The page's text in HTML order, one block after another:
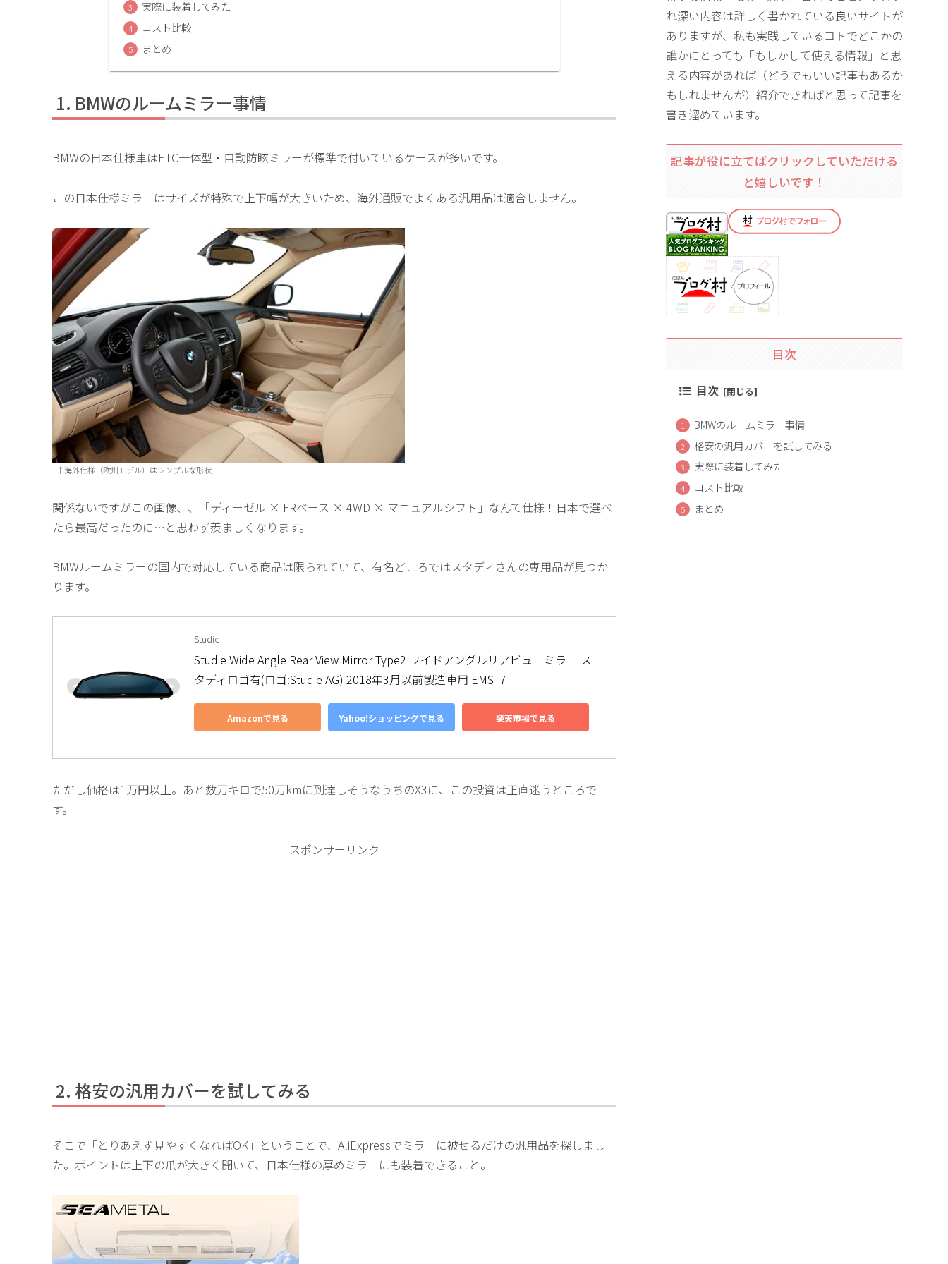
実際に装着してみた
コスト比較
まとめ
BMWのルームミラー事情
BMWの日本仕様車はETC一体型・自動防眩ミラーが標準で付いているケースが多いです。
この日本仕様ミラーはサイズが特殊で上下幅が大きいため、海外通販でよくある汎用品は適合しません。
↑海外仕様（欧州モデル）はシンプルな形状
関係ないですがこの画像、、「ディーゼル × FRベース × 4WD × マニュアルシフト」なんて仕様！日本で選べ
たら最高だったのに…と思わず羨ましくなります。
BMWルームミラーの国内で対応している商品は限られていて、有名どころではスタディさんの専用品が見つか
ります。
Studie
Studie Wide Angle Rear View Mirror Type2 ワイドアングルリアビューミラー ス
タディロゴ有(ロゴ:Studie AG) 2018年3月以前製造車用 EMST7
Amazonで見る Yahoo!ショッピングで見る 楽天市場で見る
ただし価格は1万円以上。あと数万キロで50万kmに到達しそうなうちのX3に、この投資は正直迷うところで
す。
スポンサーリンク
格安の汎用カバーを試してみる
そこで「とりあえず見やすくなればOK」ということで、AliExpressでミラーに被せるだけの汎用品を探しまし
た。ポイントは上下の爪が大きく開いて、日本仕様の厚めミラーにも装着できること。
れ深い内容は詳しく書かれている良いサイトが
ありますが、私も実践しているコトでどこかの
誰かにとっても「もしかして使える情報」と思
える内容があれば（どうでもいい記事もあるか
もしれませんが）紹介できればと思って記事を
書き溜めています。
記事が役に立てばクリックしていただける
と嬉しいです！
目次
目次
BMWのルームミラー事情
格安の汎用カバーを試してみる
実際に装着してみた
コスト比較
まとめ